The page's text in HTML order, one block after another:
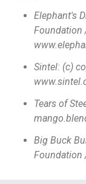
Elephant's
Foundation
Sintel: (c)
Tears of
Big Buck
Foundation